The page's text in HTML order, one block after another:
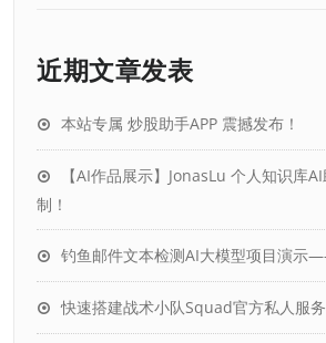
近期文章发表
本站专属 炒股助手APP 震撼发布！
【AI作品展示】JonasLu 个人知识库
制！
钓鱼邮件文本检测AI大模型项目演示
快速搭建战术小队Squad官方私人服